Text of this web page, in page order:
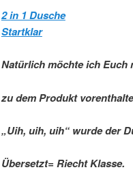
2 in 1 Dusche
Startklar
Natürlich möchte ich Euch
zu dem Produkt
„Uih, uih, uih“ wurde der
Übersetzt= Riecht Klasse.